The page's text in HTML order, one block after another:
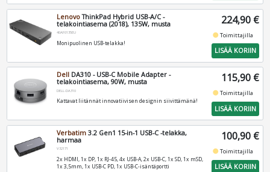
LenovoThinkPad Hybrid USB-A/C -
telakointiasema (2018), 135W, musta
40AF0135EU
Monipuolinen USB-telakka!
224,90 €
fiber_manual_recordToimittajilla
LISÄÄ KORIIN
Dell DA310 - USB-C Mobile Adapter -
telakointiasema, 90W, musta
DELL-DA310
Kattavat liitännät innovatiivisen designin siivittämänä!
115,90 €
fiber_manual_recordToimittajilla
LISÄÄ KORIIN
Verbatim 3.2 Gen1 15-in-1 USB-C -telakka,
harmaa
V32171
2x HDMI, 1x DP, 1x RJ-45, 4x USB-A, 2x USB-C, 1x SD, 1x mSD,
1x 3,5mm, 1x USB-C PD, 1x USB-C-isäntäportti
100,90 €
fiber_manual_recordToimittajilla
LISÄÄ KORIIN